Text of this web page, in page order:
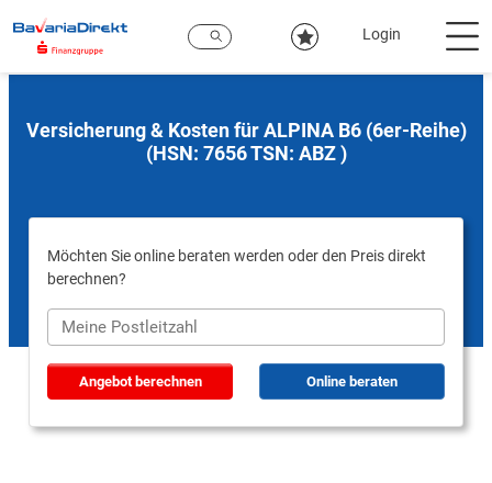
Hauptinhalt
Login
Versicherung & Kosten für ALPINA B6 (6er-Reihe)
(HSN: 7656 TSN: ABZ )
Möchten Sie online beraten werden oder den Preis direkt
berechnen?
Angebot berechnen Online beraten